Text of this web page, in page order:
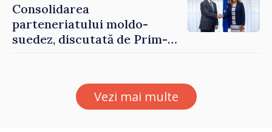
Consolidarea
parteneriatului moldo-
suedez, discutată de Prim-
Petra Lärke
Vezi mai multe